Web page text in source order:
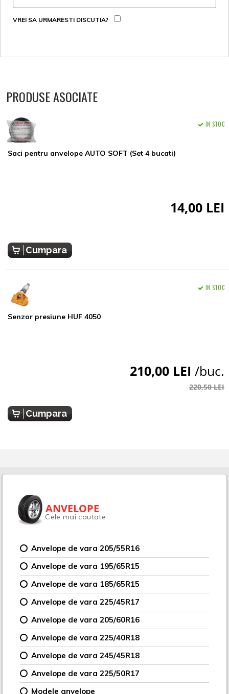
VREI SA URMARESTI DISCUTIA?
PRODUSE ASOCIATE
Saci pentru anvelope AUTO SOFT (Set 4 bucati)
IN STOC
14,00 LEI
Cumpara
Senzor presiune HUF 4050
IN STOC
210,00 LEI /buc.
220,50 LEI
Cumpara
ANVELOPE
Cele mai cautate
Anvelope de vara 205/55R16
Anvelope de vara 195/65R15
Anvelope de vara 185/65R15
Anvelope de vara 225/45R17
Anvelope de vara 205/60R16
Anvelope de vara 225/40R18
Anvelope de vara 245/45R18
Anvelope de vara 225/50R17
Modele anvelope